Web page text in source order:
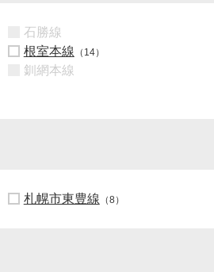
石勝線
根室本線 （14）
釧網本線
札幌市東豊線 （8）